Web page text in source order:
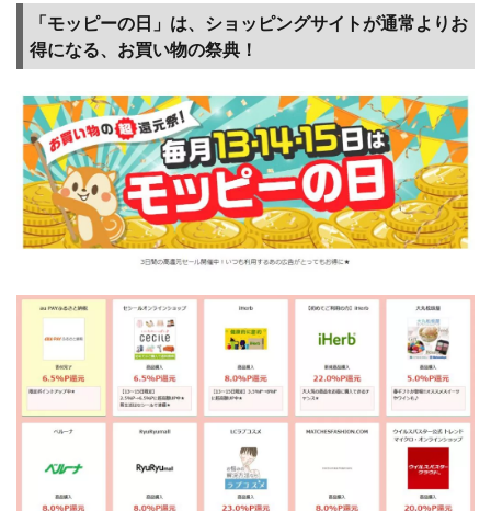
「モッピーの日」は、ショッピングサイトが通常よりお
得になる、お買い物の祭典！